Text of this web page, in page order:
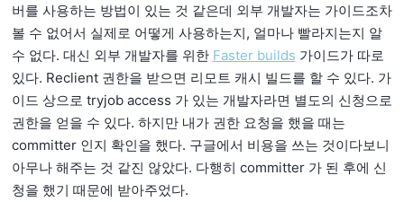
버를 사용하는 방법이 있는 것 같은데 외부 개발자는 가이드조차
볼 수 없어서 실제로 어떻게 사용하는지, 얼마나 빨라지는지 알
수 없다. 대신 외부 개발자를 위한 Faster builds 가이드가 따로
있다. Reclient 권한을 받으면 리모트 캐시 빌드를 할 수 있다. 가
이드 상으로 tryjob access 가 있는 개발자라면 별도의 신청으로
권한을 얻을 수 있다. 하지만 내가 권한 요청을 했을 때는
committer 인지 확인을 했다. 구글에서 비용을 쓰는 것이다보니
아무나 해주는 것 같진 않았다. 다행히 committer 가 된 후에 신
청을 했기 때문에 받아주었다.